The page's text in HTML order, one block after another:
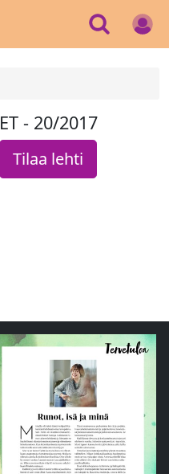
ET - 20/2017
Tilaa lehti